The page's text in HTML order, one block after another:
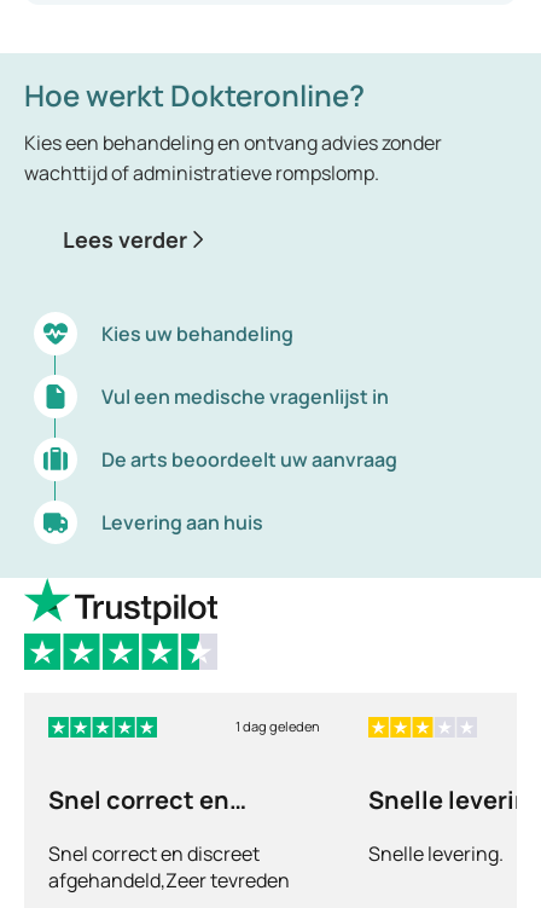
Hoe werkt Dokteronline?
Kies een behandeling en ontvang advies zonder
wachttijd of administratieve rompslomp.
Lees verder
Kies uw behandeling
Vul een medische vragenlijst in
De arts beoordeelt uw aanvraag
Levering aan huis
1 dag geleden
Snel correct en
Snel correct en discreet
afgehandeld,Zeer tevreden
Snelle
Snelle levering.